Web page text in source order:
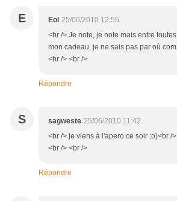
E Eol 25/06/2010 12:55
<br /> Je note, je note mais entre
mon cadeau, je ne sais pas par où
<br /> <br />
Répondre
S sagweste 25/06/2010 11:42
<br /> je viens à l'apero ce soir ;o)<br /
<br /> <br />
Répondre